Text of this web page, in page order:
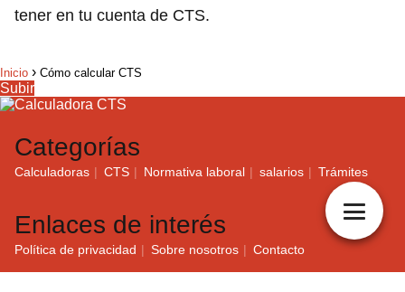
tener en tu cuenta de CTS.
Inicio Cómo calcular CTS
Subir
Categorías
Calculadoras CTS Normativa laboral salarios Trámites
Enlaces de interés
Política de privacidad Sobre nosotros Contacto